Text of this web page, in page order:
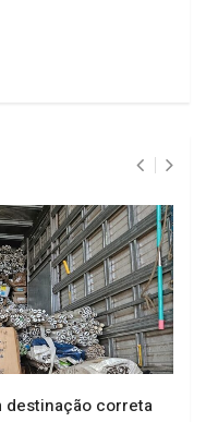
destinação correta